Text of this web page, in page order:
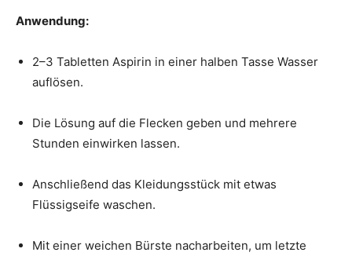
Anwendung:
2–3 Tabletten Aspirin in einer halben Tasse Wasser
auflösen.
Die Lösung auf die Flecken geben und mehrere
Stunden einwirken lassen.
Anschließend das Kleidungsstück mit etwas
Flüssigseife waschen.
Mit einer weichen Bürste nacharbeiten, um letzte